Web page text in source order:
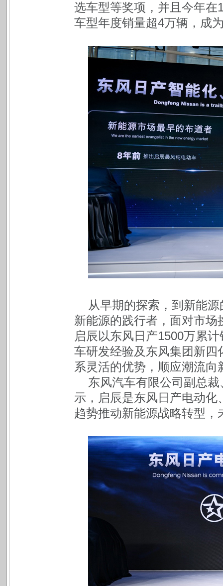
选车型等奖项，并且今年
车型年度销量超4万辆，成
从早期的探索，到新能
新能源的践行者，面对市
启辰以东风日产1500万累
车研发经验及东风集团新
系灵活的优势，顺应潮流向
东风汽车有限公司副总
示，启辰是东风日产电动
趋势推动新能源战略转型